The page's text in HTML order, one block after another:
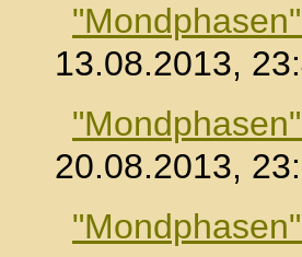
13.08.2013,
20.08.2013,